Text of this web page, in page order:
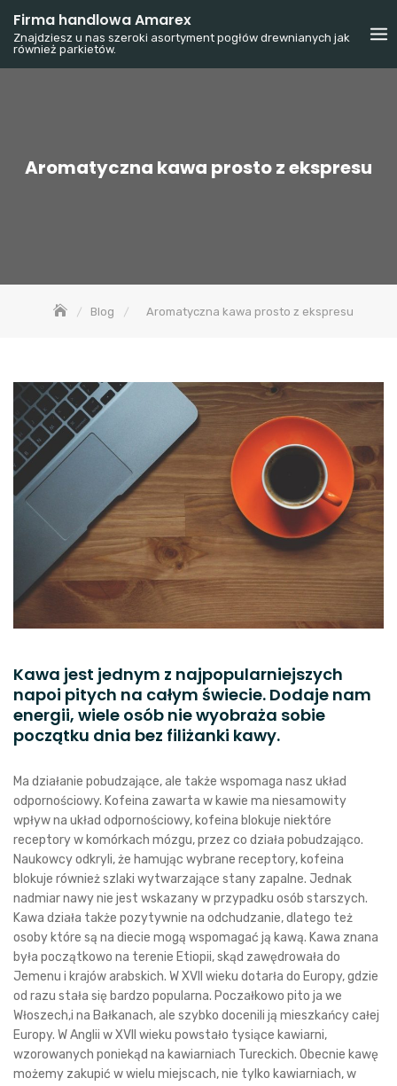
Skip
content
Firma handlowa Amarex
Znajdziesz u nas szeroki asortyment pogłów drewnianych jak
również parkietów.
Aromatyczna kawa prosto z ekspresu
Blog Aromatyczna kawa prosto z ekspresu
Kawa jest jednym z najpopularniejszych
napoi pitych na całym świecie. Dodaje nam
energii, wiele osób nie wyobraża sobie
początku dnia bez filiżanki kawy.
Ma działanie pobudzające, ale także wspomaga nasz układ
odpornościowy. Kofeina zawarta w kawie ma niesamowity
wpływ na układ odpornościowy, kofeina blokuje niektóre
receptory w komórkach mózgu, przez co działa pobudzająco.
Naukowcy odkryli, że hamując wybrane receptory, kofeina
blokuje również szlaki wytwarzające stany zapalne. Jednak
nadmiar nawy nie jest wskazany w przypadku osób starszych.
Kawa działa także pozytywnie na odchudzanie, dlatego też
osoby które są na diecie mogą wspomagać ją kawą. Kawa znana
była początkowo na terenie Etiopii, skąd zawędrowała do
Jemenu i krajów arabskich. W XVII wieku dotarła do Europy, gdzie
od razu stała się bardzo popularna. Poczałkowo pito ja we
Włoszech,i na Bałkanach, ale szybko docenili ją mieszkańcy całej
Europy. W Anglii w XVII wieku powstało tysiące kawiarni,
wzorowanych poniekąd na kawiarniach Tureckich. Obecnie kawę
możemy zakupić w wielu miejscach, nie tylko kawiarniach, w